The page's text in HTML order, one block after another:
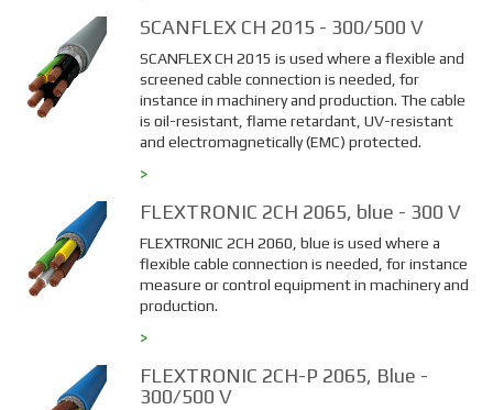
SCANFLEX CH 2015 - 300/500 V
SCANFLEX CH 2015 is used where a flexible and
screened cable connection is needed, for
instance in machinery and production. The cable
is oil-resistant, flame retardant, UV-resistant
and electromagnetically (EMC) protected.
>
FLEXTRONIC 2CH 2065, blue - 300 V
FLEXTRONIC 2CH 2060, blue is used where a
flexible cable connection is needed, for instance
measure or control equipment in machinery and
production.
>
FLEXTRONIC 2CH-P 2065, Blue -
300/500 V